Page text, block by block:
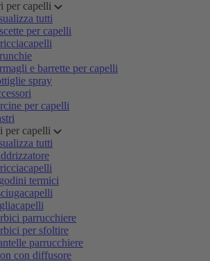
per capelli
tutti
per capelli
e barrette per capelli
spray
per capelli
per capelli
tutti
termici
parrucchiere
per sfoltire
parrucchiere
con diffusore